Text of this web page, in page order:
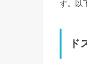
す。以
ド